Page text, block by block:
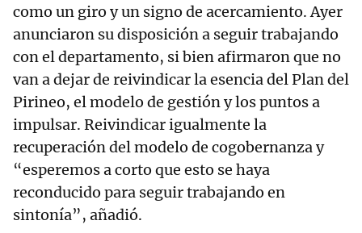
como un giro y un signo de acercamiento. Ayer
anunciaron su disposición a seguir trabajando
con el departamento, si bien afirmaron que no
van a dejar de reivindicar la esencia del Plan del
Pirineo, el modelo de gestión y los puntos a
impulsar. Reivindicar igualmente la
recuperación del modelo de cogobernanza y
“esperemos a corto que esto se haya
reconducido para seguir trabajando en
sintonía”, añadió.